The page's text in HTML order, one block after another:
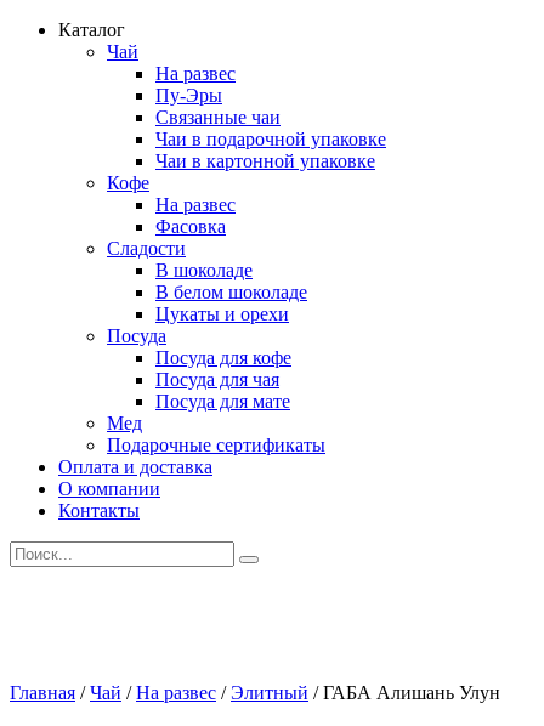
Каталог
Чай
На развес
Пу-Эры
Связанные чаи
Чаи в подарочной упаковке
Чаи в картонной упаковке
Кофе
На развес
Фасовка
Сладости
В шоколаде
В белом шоколаде
Цукаты и орехи
Посуда
Посуда для кофе
Посуда для чая
Посуда для мате
Мед
Подарочные сертификаты
Оплата и доставка
О компании
Контакты
Искать:
Главная /Чай /На развес /Элитный /ГАБА Алишань Улун